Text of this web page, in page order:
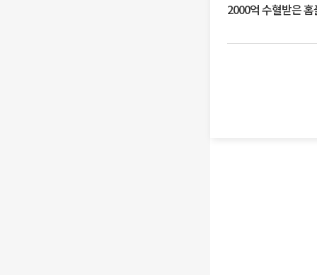
2000억 수혈받은 홈